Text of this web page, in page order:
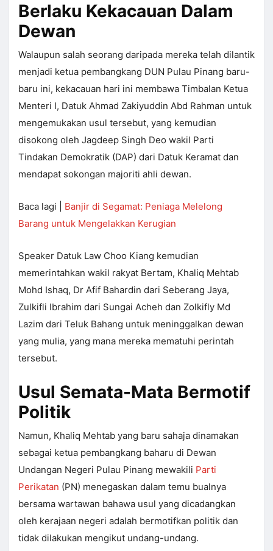
Berlaku Kekacauan Dalam
Dewan
Walaupun salah seorang daripada mereka telah dilantik
menjadi ketua pembangkang DUN Pulau Pinang baru-
baru ini, kekacauan hari ini membawa Timbalan Ketua
Menteri I, Datuk Ahmad Zakiyuddin Abd Rahman untuk
mengemukakan usul tersebut, yang kemudian
disokong oleh Jagdeep Singh Deo wakil Parti
Tindakan Demokratik (DAP) dari Datuk Keramat dan
mendapat sokongan majoriti ahli dewan.
Baca lagi | Banjir di Segamat: Peniaga Melelong
Barang untuk Mengelakkan Kerugian
Speaker Datuk Law Choo Kiang kemudian
memerintahkan wakil rakyat Bertam, Khaliq Mehtab
Mohd Ishaq, Dr Afif Bahardin dari Seberang Jaya,
Zulkifli Ibrahim dari Sungai Acheh dan Zolkifly Md
Lazim dari Teluk Bahang untuk meninggalkan dewan
yang mulia, yang mana mereka mematuhi perintah
tersebut.
Usul Semata-Mata Bermotif
Politik
Namun, Khaliq Mehtab yang baru sahaja dinamakan
sebagai ketua pembangkang baharu di Dewan
Undangan Negeri Pulau Pinang mewakili Parti
Perikatan (PN) menegaskan dalam temu bualnya
bersama wartawan bahawa usul yang dicadangkan
oleh kerajaan negeri adalah bermotifkan politik dan
tidak dilakukan mengikut undang-undang.